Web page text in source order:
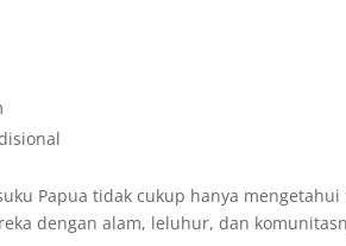
Papua tidak cukup hanya
dengan alam, leluhur, dan